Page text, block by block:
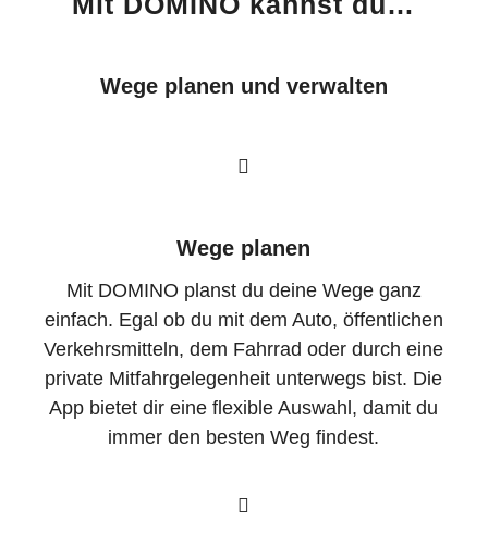
Wege planen und verwalten
Wege planen
Mit DOMINO planst du deine Wege ganz
einfach. Egal ob du mit dem Auto, öffentlichen
Verkehrsmitteln, dem Fahrrad oder durch eine
private Mitfahrgelegenheit unterwegs bist. Die
App bietet dir eine flexible Auswahl, damit du
immer den besten Weg findest.